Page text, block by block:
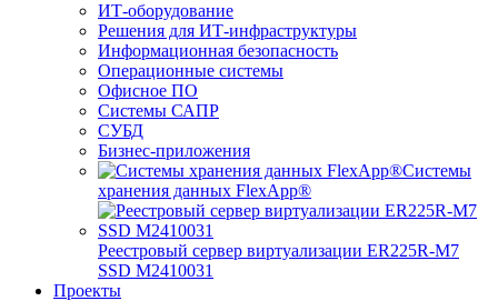
ИТ-оборудование
Решения для ИТ-инфраструктуры
Информационная безопасность
Операционные системы
Офисное ПО
Системы САПР
СУБД
Бизнес-приложения
Системы
хранения данных FlexApp®
Реестровый сервер виртуализации ER225R-M7
SSD М2410031
Проекты